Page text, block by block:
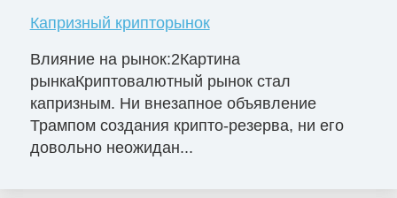
Капризный крипторынок
Влияние на рынок:2Картина
рынкаКриптовалютный рынок стал
капризным. Ни внезапное объявление
Трампом создания крипто-резерва, ни его
довольно неожидан...